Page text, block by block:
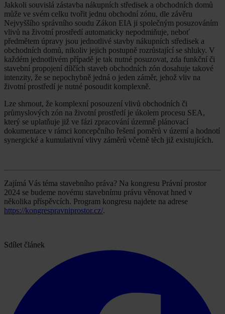
Jakkoli souvislá zástavba nákupních středisek a obchodních domů
může ve svém celku tvořit jednu obchodní zónu, dle závěru
Nejvyššího správního soudu Zákon EIA ji společným posuzováním
vlivů na životní prostředí automaticky nepodmiňuje, neboť
předmětem úpravy jsou jednotlivé stavby nákupních středisek a
obchodních domů, nikoliv jejich postupně rozrůstající se shluky. V
každém jednotlivém případě je tak nutné posuzovat, zda funkční či
stavební propojení dílčích staveb obchodních zón dosahuje takové
intenzity, že se nepochybně jedná o jeden záměr, jehož vliv na
životní prostředí je nutné posoudit komplexně.
Lze shrnout, že komplexní posouzení vlivů obchodních či
průmyslových zón na životní prostředí je úkolem procesu SEA,
který se uplatňuje již ve fázi zpracování územně plánovací
dokumentace v rámci koncepčního řešení poměrů v území a hodnotí
synergické a kumulativní vlivy záměrů včetně těch již existujících.
Zajímá Vás téma stavebního práva? Na kongresu Právní prostor
2024 se budeme novému stavebnímu právu věnovat hned v
několika příspěvcích. Program kongresu najdete na adrese
https://kongrespravniprostor.cz/.
Sdílet článek